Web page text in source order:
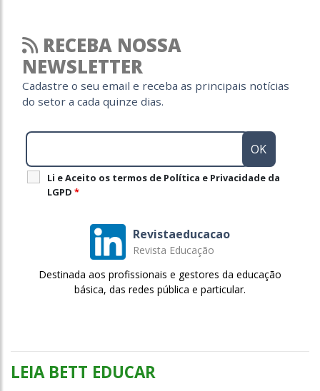
RECEBA NOSSA
NEWSLETTER
Cadastre o seu email e receba as principais notícias
do setor a cada quinze dias.
Li e Aceito os termos de Política e Privacidade da
LGPD *
Revistaeducacao
Revista Educação
Destinada aos profissionais e gestores da educação
básica, das redes pública e particular.
LEIA BETT EDUCAR